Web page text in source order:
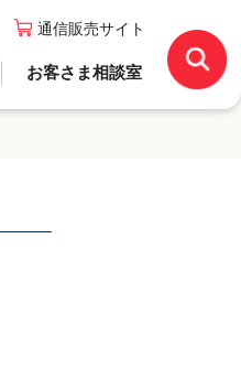
お客さま相談室
通信販売サイト